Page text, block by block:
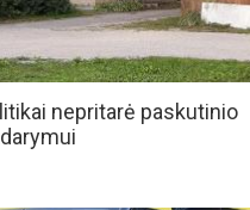
nepritarė paskutinio